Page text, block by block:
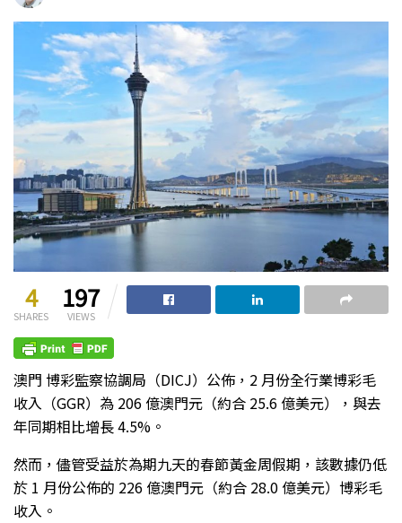
4
SHARES
197
VIEWS
澳門 博彩監察協調局（DICJ）公佈，2 月份全行業博彩毛
收入（GGR）為 206 億澳門元（約合 25.6 億美元），與去
年同期相比增長 4.5%。
然而，儘管受益於為期九天的春節黃金周假期，該數據仍低
於 1 月份公佈的 226 億澳門元（約合 28.0 億美元）博彩毛
收入。